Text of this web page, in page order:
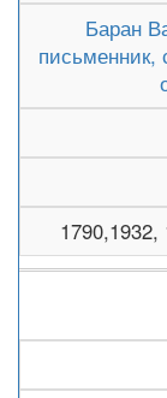
Баран
письменник,